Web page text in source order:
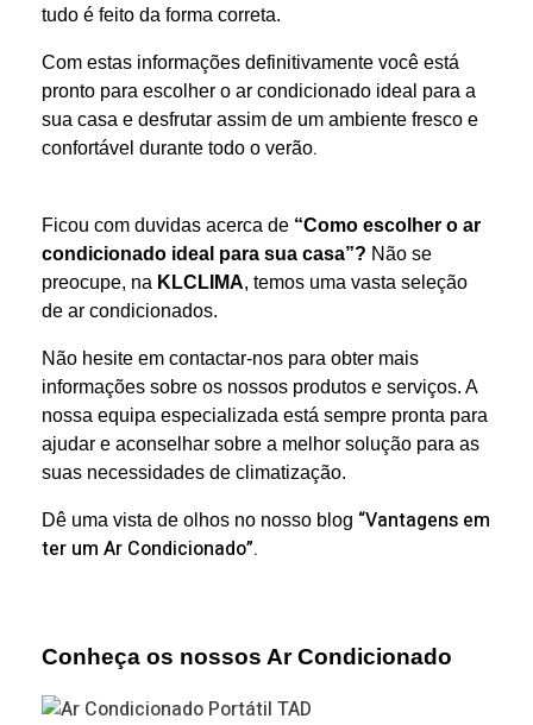
tudo é feito da forma correta.
Com estas informações definitivamente você está
pronto para escolher o ar condicionado ideal para a
sua casa e desfrutar assim de um ambiente fresco e
confortável durante todo o verão.
Ficou com duvidas acerca de “Como escolher o ar
condicionado ideal para sua casa”? Não se
preocupe, na KLCLIMA, temos uma vasta seleção
de ar condicionados.
Não hesite em contactar-nos para obter mais
informações sobre os nossos produtos e serviços. A
nossa equipa especializada está sempre pronta para
ajudar e aconselhar sobre a melhor solução para as
suas necessidades de climatização.
Dê uma vista de olhos no nosso blog “Vantagens em
ter um Ar Condicionado”.
Conheça os nossos Ar Condicionado